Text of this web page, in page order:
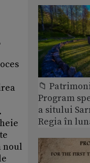
noul
📁
Program
a sitului
Regia în